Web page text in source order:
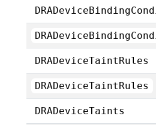
DRADeviceTaintRules
DRADeviceTaintRules
DRADeviceTaints